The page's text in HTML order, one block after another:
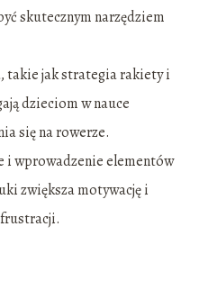
skutecznym narzędziem
takie jak strategia rakiety i
dzieciom w nauce
się na rowerze.
i wprowadzenie elementów
zwiększa motywację i